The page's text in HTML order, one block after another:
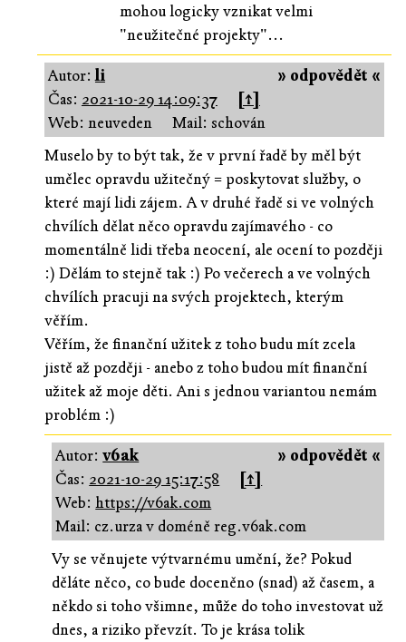
mohou logicky vznikat velmi
"neužitečné projekty"...
» odpovědět «
Autor:li
Čas: 2021-10-29 14:09:37
[↑]
Web: neuveden
Mail: schován
Muselo by to být tak, že v první řadě by měl být
umělec opravdu užitečný = poskytovat služby, o
které mají lidi zájem. A v druhé řadě si ve volných
chvílích dělat něco opravdu zajímavého - co
momentálně lidi třeba neocení, ale ocení to později
:) Dělám to stejně tak :) Po večerech a ve volných
chvílích pracuji na svých projektech, kterým
věřím.
Věřím, že finanční užitek z toho budu mít zcela
jistě až později - anebo z toho budou mít finanční
užitek až moje děti. Ani s jednou variantou nemám
problém :)
» odpovědět «
Autor:v6ak
Čas: 2021-10-29 15:17:58
[↑]
Web:https://v6ak.com
Mail: cz.urza v doméně reg.v6ak.com
Vy se věnujete výtvarnému umění, že? Pokud
děláte něco, co bude doceněno (snad) až časem, a
někdo si toho všimne, může do toho investovat už
dnes, a riziko převzít. To je krása tolik